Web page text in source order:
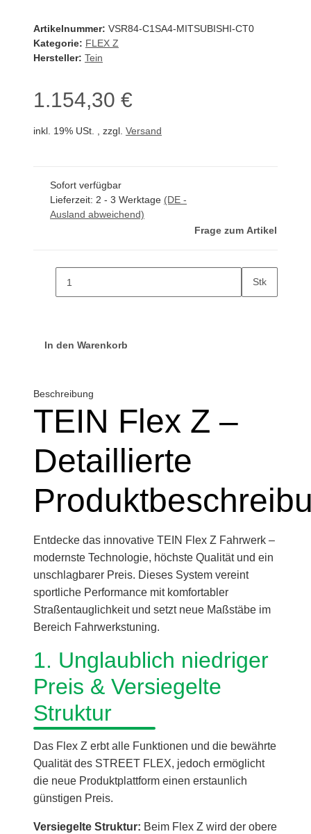
Artikelnummer: VSR84-C1SA4-MITSUBISHI-CT0
Kategorie: FLEX Z
Hersteller: Tein
1.154,30 €
inkl. 19% USt. , zzgl. Versand
Sofort verfügbar
Lieferzeit: 2 - 3 Werktage (DE -
Ausland abweichend)
Frage zum Artikel
Stk
In den Warenkorb
Beschreibung
TEIN Flex Z –
Detaillierte
Entdecke das innovative TEIN Flex Z Fahrwerk –
modernste Technologie, höchste Qualität und ein
unschlagbarer Preis. Dieses System vereint
sportliche Performance mit komfortabler
Straßentauglichkeit und setzt neue Maßstäbe im
Bereich Fahrwerkstuning.
1. Unglaublich niedriger
Preis & Versiegelte
Struktur
Das Flex Z erbt alle Funktionen und die bewährte
Qualität des STREET FLEX, jedoch ermöglicht
die neue Produktplattform einen erstaunlich
günstigen Preis.
Versiegelte Struktur: Beim Flex Z wird der obere